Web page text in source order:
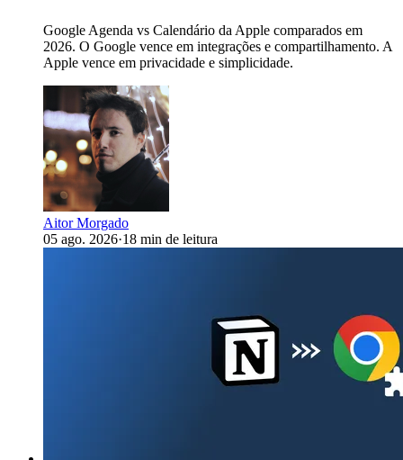
Google Agenda vs Calendário da Apple comparados em
2026. O Google vence em integrações e compartilhamento. A
Apple vence em privacidade e simplicidade.
Aitor Morgado
05 ago. 2026·18 min de leitura